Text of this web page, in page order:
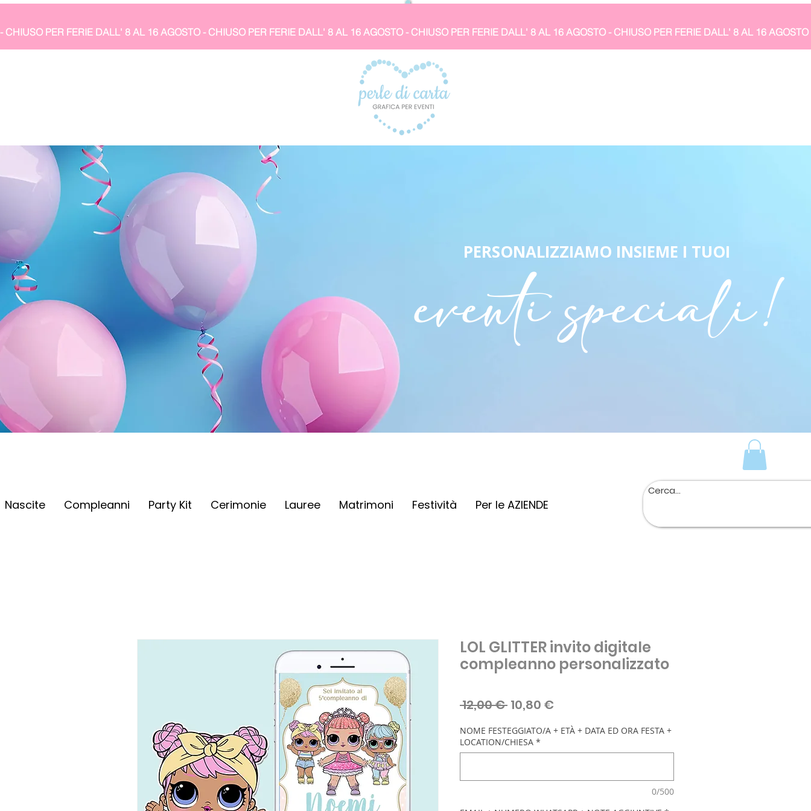
- CHIUSO PER FERIE DALL' 8 AL 16 AGOSTO
PERSONALIZZIAMO INSIEME I TUOI
eventi speciali!
Nascite Compleanni Party Kit Cerimonie Lauree Matrimoni Festività Per le AZIENDE
LOL GLITTER invito digitale
compleanno personalizzato
12,00 € Prezzo
10,80 €
NOME FESTEGGIATO/A + ETÀ + DATA ED ORA FESTA +
LOCATION/CHIESA *
0/500